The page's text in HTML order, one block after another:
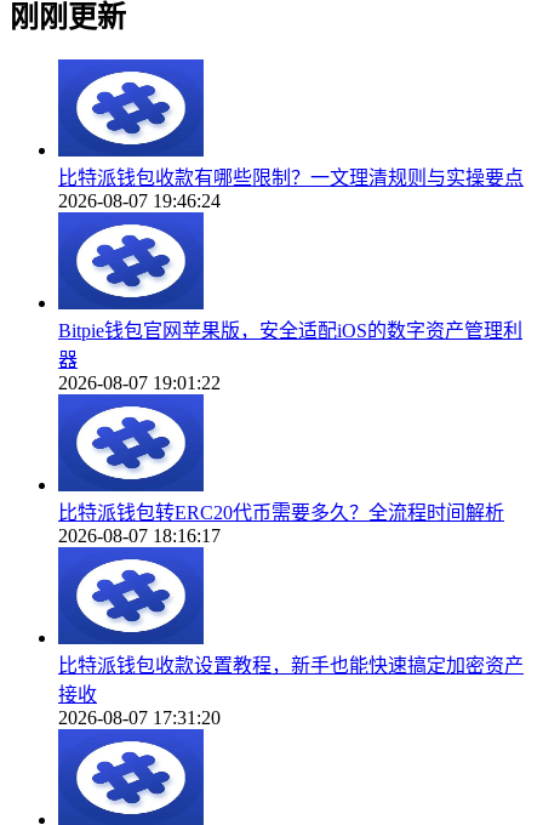
刚刚更新
比特派钱包收款有哪些限制？一文理清规则与实操要点
2026-08-07 19:46:24
Bitpie钱包官网苹果版，安全适配iOS的数字资产管理利
器
2026-08-07 19:01:22
比特派钱包转ERC20代币需要多久？全流程时间解析
2026-08-07 18:16:17
比特派钱包收款设置教程，新手也能快速搞定加密资产
接收
2026-08-07 17:31:20